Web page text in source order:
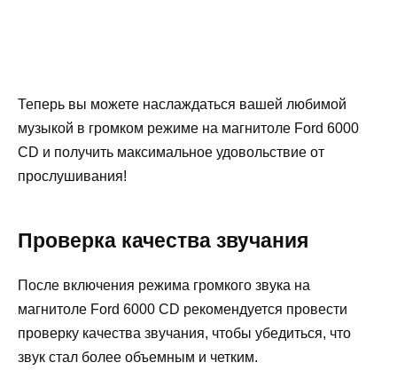
Теперь вы можете наслаждаться вашей любимой
музыкой в громком режиме на магнитоле Ford 6000
CD и получить максимальное удовольствие от
прослушивания!
Проверка качества звучания
После включения режима громкого звука на
магнитоле Ford 6000 CD рекомендуется провести
проверку качества звучания, чтобы убедиться, что
звук стал более объемным и четким.